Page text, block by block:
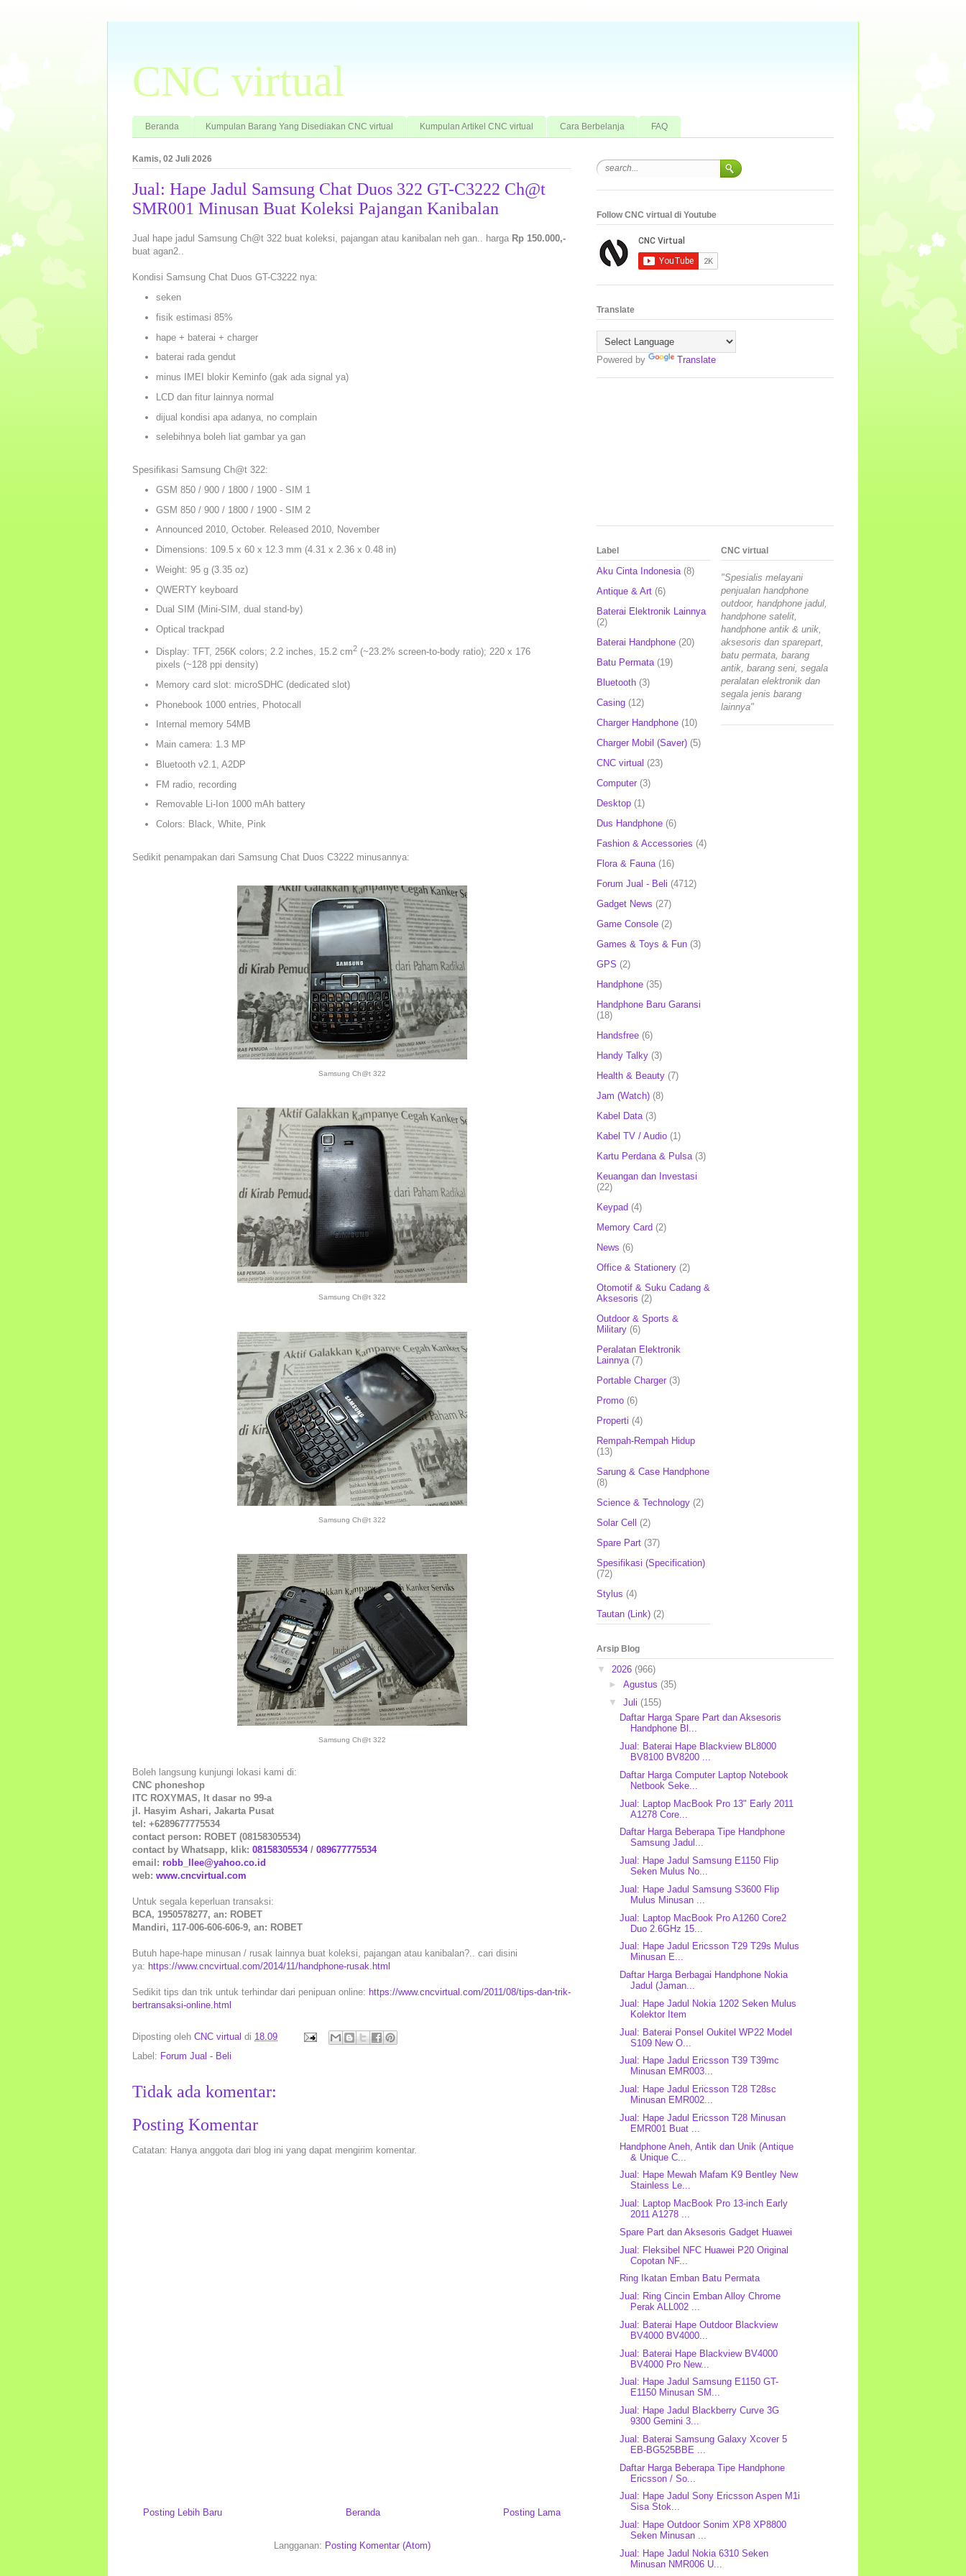
CNC virtual
Beranda Kumpulan Barang Yang Disediakan CNC virtual Kumpulan Artikel CNC virtual Cara Berbelanja FAQ
Kamis, 02 Juli 2026
Jual: Hape Jadul Samsung Chat Duos 322 GT-C3222 Ch@t
SMR001 Minusan Buat Koleksi Pajangan Kanibalan
Jual hape jadul Samsung Ch@t 322 buat koleksi, pajangan atau kanibalan neh gan.. harga Rp 150.000,-
buat agan2..
Kondisi Samsung Chat Duos GT-C3222 nya:
seken
fisik estimasi 85%
hape + baterai + charger
baterai rada gendut
minus IMEI blokir Keminfo (gak ada signal ya)
LCD dan fitur lainnya normal
dijual kondisi apa adanya, no complain
selebihnya boleh liat gambar ya gan
Spesifikasi Samsung Ch@t 322:
GSM 850 / 900 / 1800 / 1900 - SIM 1
GSM 850 / 900 / 1800 / 1900 - SIM 2
Announced 2010, October. Released 2010, November
Dimensions: 109.5 x 60 x 12.3 mm (4.31 x 2.36 x 0.48 in)
Weight: 95 g (3.35 oz)
QWERTY keyboard
Dual SIM (Mini-SIM, dual stand-by)
Optical trackpad
Display: TFT, 256K colors; 2.2 inches, 15.2 cm2(~23.2% screen-to-body ratio); 220 x 176
pixels (~128 ppi density)
Memory card slot: microSDHC (dedicated slot)
Phonebook 1000 entries, Photocall
Internal memory 54MB
Main camera: 1.3 MP
Bluetooth v2.1, A2DP
FM radio, recording
Removable Li-Ion 1000 mAh battery
Colors: Black, White, Pink
Sedikit penampakan dari Samsung Chat Duos C3222 minusannya:
Samsung Ch@t 322
Samsung Ch@t 322
Samsung Ch@t 322
Samsung Ch@t 322
Boleh langsung kunjungi lokasi kami di:
CNC phoneshop
ITC ROXYMAS, lt dasar no 99-a
jl. Hasyim Ashari, Jakarta Pusat
tel: +6289677775534
contact person: ROBET (08158305534)
contact by Whatsapp, klik: 08158305534/ 089677775534
email: robb_llee@yahoo.co.id
web: www.cncvirtual.com
Untuk segala keperluan transaksi:
BCA, 1950578277, an: ROBET
Mandiri, 117-006-606-606-9, an: ROBET
Butuh hape-hape minusan / rusak lainnya buat koleksi, pajangan atau kanibalan?.. cari disini
ya: https://www.cncvirtual.com/2014/11/handphone-rusak.html
Sedikit tips dan trik untuk terhindar dari penipuan online: https://www.cncvirtual.com/2011/08/tips-dan-trik-
bertransaksi-online.html
Diposting oleh CNC virtual di 18.09
Label: Forum Jual - Beli
Tidak ada komentar:
Posting Komentar
Catatan: Hanya anggota dari blog ini yang dapat mengirim komentar.
Posting Lebih Baru Posting Lama
Beranda
Langganan: Posting Komentar (Atom)
Follow CNC virtual di Youtube
Translate
Powered by Translate
Label
Aku Cinta Indonesia (8)
Antique & Art (6)
Baterai Elektronik Lainnya
(2)
Baterai Handphone (20)
Batu Permata (19)
Bluetooth (3)
Casing (12)
Charger Handphone (10)
Charger Mobil (Saver) (5)
CNC virtual (23)
Computer (3)
Desktop (1)
Dus Handphone (6)
Fashion & Accessories (4)
Flora & Fauna (16)
Forum Jual - Beli (4712)
Gadget News (27)
Game Console (2)
Games & Toys & Fun (3)
GPS (2)
Handphone (35)
Handphone Baru Garansi
(18)
Handsfree (6)
Handy Talky (3)
Health & Beauty (7)
Jam (Watch) (8)
Kabel Data (3)
Kabel TV / Audio (1)
Kartu Perdana & Pulsa (3)
Keuangan dan Investasi
(22)
Keypad (4)
Memory Card (2)
News (6)
Office & Stationery (2)
Otomotif & Suku Cadang &
Aksesoris (2)
Outdoor & Sports &
Military (6)
Peralatan Elektronik
Lainnya (7)
Portable Charger (3)
Promo (6)
Properti (4)
Rempah-Rempah Hidup
(13)
Sarung & Case Handphone
(8)
Science & Technology (2)
Solar Cell (2)
Spare Part (37)
Spesifikasi (Specification)
(72)
Stylus (4)
Tautan (Link) (2)
CNC virtual
"Spesialis melayani
penjualan handphone
outdoor, handphone jadul,
handphone satelit,
handphone antik & unik,
aksesoris dan sparepart,
batu permata, barang
antik, barang seni, segala
peralatan elektronik dan
segala jenis barang
lainnya"
Arsip Blog
▼ 2026 (966)
► Agustus (35)
▼ Juli (155)
Daftar Harga Spare Part dan Aksesoris
Handphone Bl...
Jual: Baterai Hape Blackview BL8000
BV8100 BV8200 ...
Daftar Harga Computer Laptop Notebook
Netbook Seke...
Jual: Laptop MacBook Pro 13" Early 2011
A1278 Core...
Daftar Harga Beberapa Tipe Handphone
Samsung Jadul...
Jual: Hape Jadul Samsung E1150 Flip
Seken Mulus No...
Jual: Hape Jadul Samsung S3600 Flip
Mulus Minusan ...
Jual: Laptop MacBook Pro A1260 Core2
Duo 2.6GHz 15...
Jual: Hape Jadul Ericsson T29 T29s Mulus
Minusan E...
Daftar Harga Berbagai Handphone Nokia
Jadul (Jaman...
Jual: Hape Jadul Nokia 1202 Seken Mulus
Kolektor Item
Jual: Baterai Ponsel Oukitel WP22 Model
S109 New O...
Jual: Hape Jadul Ericsson T39 T39mc
Minusan EMR003...
Jual: Hape Jadul Ericsson T28 T28sc
Minusan EMR002...
Jual: Hape Jadul Ericsson T28 Minusan
EMR001 Buat ...
Handphone Aneh, Antik dan Unik (Antique
& Unique C...
Jual: Hape Mewah Mafam K9 Bentley New
Stainless Le...
Jual: Laptop MacBook Pro 13-inch Early
2011 A1278 ...
Spare Part dan Aksesoris Gadget Huawei
Jual: Fleksibel NFC Huawei P20 Original
Copotan NF...
Ring Ikatan Emban Batu Permata
Jual: Ring Cincin Emban Alloy Chrome
Perak ALL002 ...
Jual: Baterai Hape Outdoor Blackview
BV4000 BV4000...
Jual: Baterai Hape Blackview BV4000
BV4000 Pro New...
Jual: Hape Jadul Samsung E1150 GT-
E1150 Minusan SM...
Jual: Hape Jadul Blackberry Curve 3G
9300 Gemini 3...
Jual: Baterai Samsung Galaxy Xcover 5
EB-BG525BBE ...
Daftar Harga Beberapa Tipe Handphone
Ericsson / So...
Jual: Hape Jadul Sony Ericsson Aspen M1i
Sisa Stok...
Jual: Hape Outdoor Sonim XP8 XP8800
Seken Minusan ...
Jual: Hape Jadul Nokia 6310 Seken
Minusan NMR006 U...